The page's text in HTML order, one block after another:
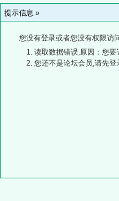
提示信息 »
您没有登录或者您没有权限访
读取数据错误,原因：您
您还不是论坛会员,请先登